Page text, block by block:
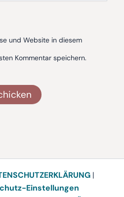
und Website in diesem
Kommentar speichern.
|
Einstellungen